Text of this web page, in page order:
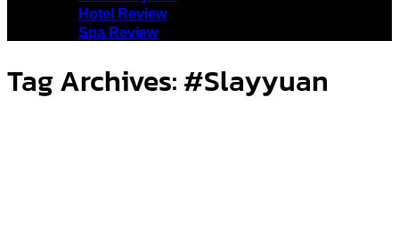
Hotel Review
Spa Review
Tag Archives:#Slayyuan